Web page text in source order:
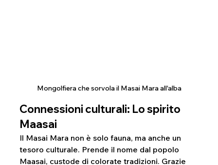
Mongolfiera che sorvola il Masai Mara all'alba
Connessioni culturali: Lo spirito
Maasai
Il Masai Mara non è solo fauna, ma anche un
tesoro culturale. Prende il nome dal popolo
Maasai, custode di colorate tradizioni. Grazie